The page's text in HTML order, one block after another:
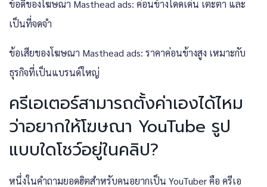
ข้อดีของโฆษณา Masthead ads: ค่อนข้างโดดเด่น เตะตา และ
เป็นที่จดจำ
ข้อเสียของโฆษณา Masthead ads: ราคาค่อนข้างสูง เหมาะกับ
ธุรกิจที่เป็นแบรนด์ใหญ่
ครีเอเตอร์สามารถตั้งค่าเองได้ไหม
ว่าอยากให้โฆษณา YouTube รูป
แบบใดโชว์อยู่ในคลิป?
หนึ่งในคำถามยอดฮิตสำหรับคนอยากเป็น YouTuber คือ ครีเอ